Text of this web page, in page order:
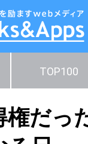
TOP100
だっ